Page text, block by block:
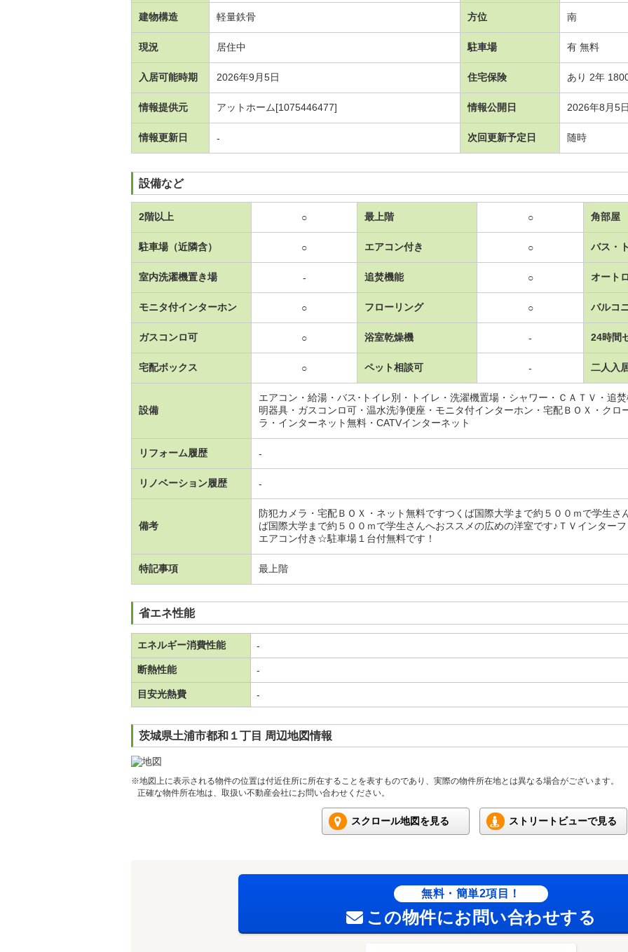
建物構造 軽量鉄骨 方位 南
現況 居住中 駐車場 有 無料
入居可能時期 2026年9月5日 住宅保険 あり 2年
情報提供元 アットホーム[1075446477] 情報公開日 2026年8月5
情報更新日 - 次回更新予定日 随時
設備など
2階以上 ○ 最上階 ○ 角部屋
駐車場（近隣含） ○ エアコン付き ○ バス・
室内洗濯機置き場 - 追焚機能 ○ オート
モニタ付インターホン ○ フローリング ○ バルコ
ガスコンロ可 ○ 浴室乾燥機 - 24時間
宅配ボックス ○ ペット相談可 - 二人入
設備
エアコン・給湯・バス･トイレ別・トイレ・洗濯機置場・シャワー・ＣＡＴＶ・追
明器具・ガスコンロ可・温水洗浄便座・モニタ付インターホン・宅配ＢＯＸ・クロ
ラ・インターネット無料・CATVインターネット
リフォーム履歴 -
リノベーション履歴 -
備考
防犯カメラ・宅配ＢＯＸ・ネット無料ですつくば国際大学まで約５００ｍで学生
ば国際大学まで約５００ｍで学生さんへおススメの広めの洋室です♪ＴＶインター
エアコン付き☆駐車場１台付無料です！
特記事項 最上階
省エネ性能
エネルギー消費性能 -
断熱性能 -
目安光熱費 -
茨城県土浦市都和１丁目 周辺地図情報
※地図上に表示される物件の位置は付近住所に所在することを表すものであり、実際の物件所在地とは異なる場合がございます。
正確な物件所在地は、取扱い不動産会社にお問い合わせください。
スクロール地図を見る ストリートビューで見る
無料・簡単2項目！
この物件にお問い合わせする